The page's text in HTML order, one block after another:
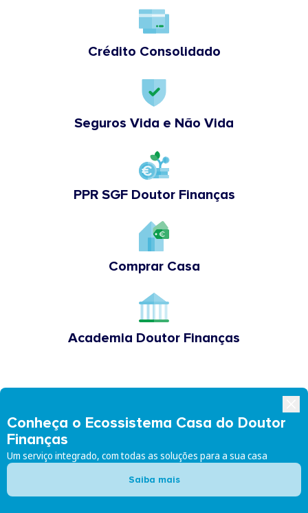
Crédito Consolidado
Seguros Vida e Não Vida
PPR SGF Doutor Finanças
Comprar Casa
Academia Doutor Finanças
Conheça o Ecossistema Casa do Doutor
Finanças
Um serviço integrado, com todas as soluções para a sua casa
Saiba mais